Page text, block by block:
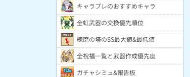
キャラプレのおすすめキャラ
全虹武器の交換優先順位
練磨の塔のSS最大値&最低値
全祝福一覧と武器作成優先度
ガチャシミュ&報告板